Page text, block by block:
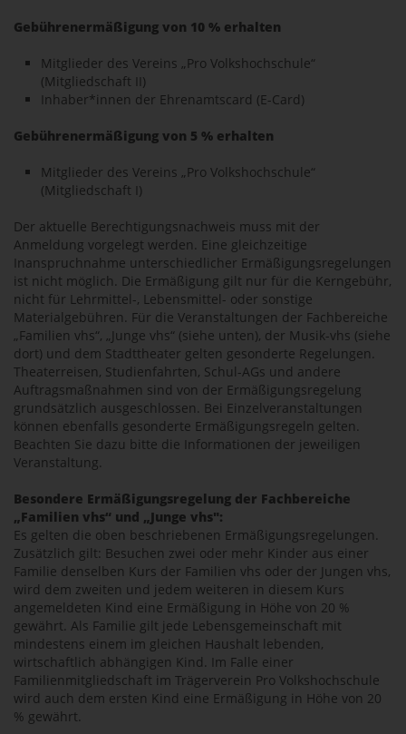
Gebührenermäßigung von 10 % erhalten
Mitglieder des Vereins „Pro Volkshochschule“
(Mitgliedschaft II)
Inhaber*innen der Ehrenamtscard (E-Card)
Gebührenermäßigung von 5 % erhalten
Mitglieder des Vereins „Pro Volkshochschule“
(Mitgliedschaft I)
Der aktuelle Berechtigungsnachweis muss mit der
Anmeldung vorgelegt werden. Eine gleichzeitige
Inanspruchnahme unterschiedlicher Ermäßigungsregelungen
ist nicht möglich. Die Ermäßigung gilt nur für die Kerngebühr,
nicht für Lehrmittel-, Lebensmittel- oder sonstige
Materialgebühren. Für die Veranstaltungen der Fachbereiche
„Familien vhs“, „Junge vhs“ (siehe unten), der Musik-vhs (siehe
dort) und dem Stadttheater gelten gesonderte Regelungen.
Theaterreisen, Studienfahrten, Schul-AGs und andere
Auftragsmaßnahmen sind von der Ermäßigungsregelung
grundsätzlich ausgeschlossen. Bei Einzelveranstaltungen
können ebenfalls gesonderte Ermäßigungsregeln gelten.
Beachten Sie dazu bitte die Informationen der jeweiligen
Veranstaltung.
Besondere Ermäßigungsregelung der Fachbereiche
„Familien vhs“ und „Junge vhs":
Es gelten die oben beschriebenen Ermäßigungsregelungen.
Zusätzlich gilt: Besuchen zwei oder mehr Kinder aus einer
Familie denselben Kurs der Familien vhs oder der Jungen vhs,
wird dem zweiten und jedem weiteren in diesem Kurs
angemeldeten Kind eine Ermäßigung in Höhe von 20 %
gewährt. Als Familie gilt jede Lebensgemeinschaft mit
mindestens einem im gleichen Haushalt lebenden,
wirtschaftlich abhängigen Kind. Im Falle einer
Familienmitgliedschaft im Trägerverein Pro Volkshochschule
wird auch dem ersten Kind eine Ermäßigung in Höhe von 20
% gewährt.